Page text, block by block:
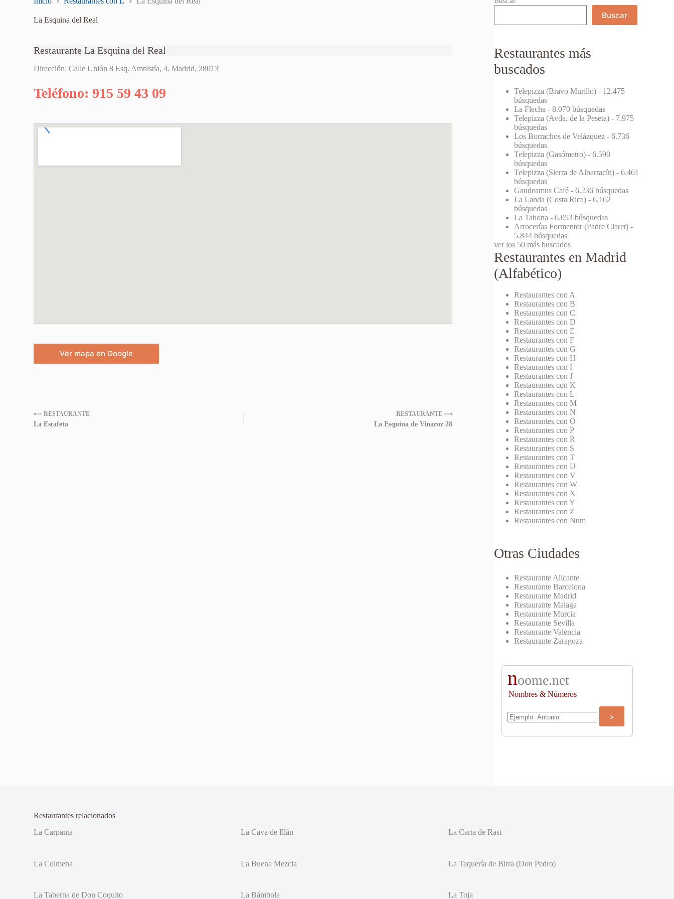
La Esquina del Real
Restaurante La Esquina del Real
Dirección: Calle Unión 8 Esq. Amnistía, 4. Madrid, 28013
Teléfono: 915 59 43 09
Ver mapa en Google
⟵ RESTAURANTE
La Estafeta
RESTAURANTE ⟶
La Esquina de Vinaroz 28
Buscar
Restaurantes más
buscados
Telepizza (Bravo Murillo) - 12.475
búsquedas
La Flecha - 8.070 búsquedas
Telepizza (Avda. de la Peseta) - 7.975
búsquedas
Los Borrachos de Velázquez - 6.736
búsquedas
Telepizza (Gasómetro) - 6.590
búsquedas
Telepizza (Sierra de Albarracín) - 6.461
búsquedas
Gaudeamus Café - 6.236 búsquedas
La Landa (Costa Rica) - 6.162
búsquedas
La Tahona - 6.053 búsquedas
Arrocerías Formentor (Padre Claret) -
5.844 búsquedas
ver los 50 más buscados
Restaurantes en Madrid
(Alfabético)
Restaurantes con A
Restaurantes con B
Restaurantes con C
Restaurantes con D
Restaurantes con E
Restaurantes con F
Restaurantes con G
Restaurantes con H
Restaurantes con I
Restaurantes con J
Restaurantes con K
Restaurantes con L
Restaurantes con M
Restaurantes con N
Restaurantes con O
Restaurantes con P
Restaurantes con R
Restaurantes con S
Restaurantes con T
Restaurantes con U
Restaurantes con V
Restaurantes con W
Restaurantes con X
Restaurantes con Y
Restaurantes con Z
Restaurantes con Num
Otras Ciudades
Restaurante Alicante
Restaurante Barcelona
Restaurante Madrid
Restaurante Malaga
Restaurante Murcia
Restaurante Sevilla
Restaurante Valencia
Restaurante Zaragoza
noome.net
Nombres & Números
Restaurantes relacionados
La Carpanta
La Cava de Illán La Carta de Rast
La Colmena La Buena Mezcla La Taquería de Birra (Don Pedro)
La Taberna de Don Coquito La Bámbola La Toja